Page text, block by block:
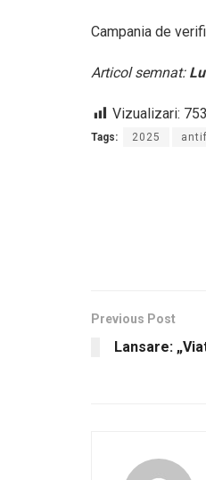
Campania de
Articol semnat:
Vizualizari: 753
Tags: 2025
Previous Post
Lansare: